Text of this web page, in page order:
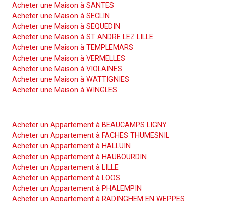
Acheter une Maison à SANTES
Acheter une Maison à SECLIN
Acheter une Maison à SEQUEDIN
Acheter une Maison à ST ANDRE LEZ LILLE
Acheter une Maison à TEMPLEMARS
Acheter une Maison à VERMELLES
Acheter une Maison à VIOLAINES
Acheter une Maison à WATTIGNIES
Acheter une Maison à WINGLES
Acheter un Appartement à BEAUCAMPS LIGNY
Acheter un Appartement à FACHES THUMESNIL
Acheter un Appartement à HALLUIN
Acheter un Appartement à HAUBOURDIN
Acheter un Appartement à LILLE
Acheter un Appartement à LOOS
Acheter un Appartement à PHALEMPIN
Acheter un Appartement à RADINGHEM EN WEPPES